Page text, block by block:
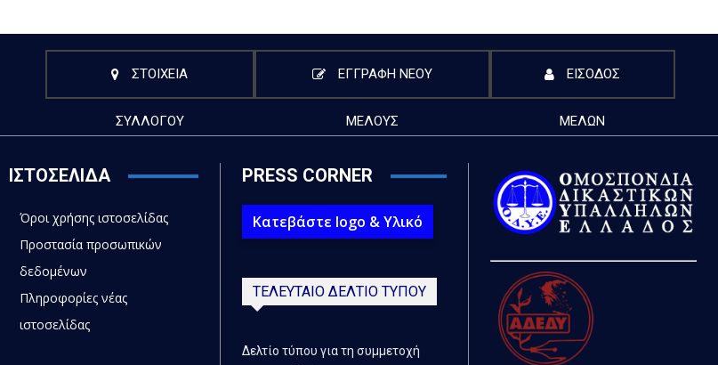
ΣΤΟΙΧΕΙΑ
ΣΥΛΛΟΓΟΥ
ΕΓΓΡΑΦΗ ΝΕΟΥ
ΜΕΛΟΥΣ
ΕΙΣΟΔΟΣ
ΜΕΛΩΝ
ΙΣΤΟΣΕΛΙΔΑ
Όροι χρήσης ιστοσελίδας
Προστασία προσωπικών
δεδομένων
Πληροφορίες νέας
ιστοσελίδας
PRESS CORNER
Κατεβάστε logo & Υλικό
ΤΕΛΕΥΤΑΙΟ ΔΕΛΤΙΟ ΤΥΠΟΥ
Δελτίο τύπου για τη συμμετοχή